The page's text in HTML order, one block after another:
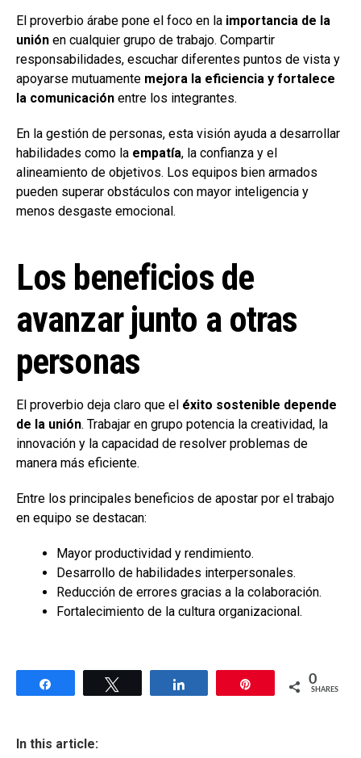
El proverbio árabe pone el foco en la importancia de la
unión en cualquier grupo de trabajo. Compartir
responsabilidades, escuchar diferentes puntos de vista y
apoyarse mutuamente mejora la eficiencia y fortalece
la comunicación entre los integrantes.
En la gestión de personas, esta visión ayuda a desarrollar
habilidades como la empatía, la confianza y el
alineamiento de objetivos. Los equipos bien armados
pueden superar obstáculos con mayor inteligencia y
menos desgaste emocional.
Los beneficios de
avanzar junto a otras
personas
El proverbio deja claro que el éxito sostenible depende
de la unión. Trabajar en grupo potencia la creatividad, la
innovación y la capacidad de resolver problemas de
manera más eficiente.
Entre los principales beneficios de apostar por el trabajo
en equipo se destacan:
Mayor productividad y rendimiento.
Desarrollo de habilidades interpersonales.
Reducción de errores gracias a la colaboración.
Fortalecimiento de la cultura organizacional.
0
SHARES
In this article: